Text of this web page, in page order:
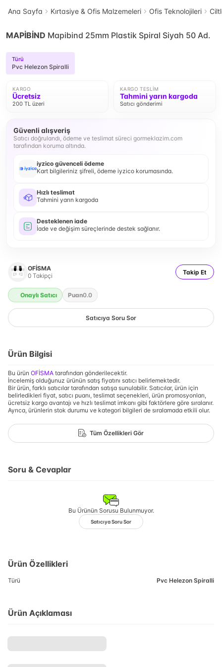
Ana Sayfa Kırtasiye & Ofis Malzemeleri Ofis Teknolojileri
MAPİBİND Mapibind 25mm Plastik Spiral Siyah 50 Ad.
Türü
Pvc Helezon Spiralli
KARGO
Ücretsiz
200 TL üzeri
KARGO TESLIM
Tahmini yarın kargoda
Satıcı gönderimi
Güvenli alışveriş
Satıcı doğrulandı, ödeme ve teslimat süreci gormeklazim.com
tarafından koruma altında.
iyzico güvenceli ödeme
Kart bilgileriniz şifreli, ödeme iyzico korumasında.
Hızlı teslimat
Tahmini yarın kargoda
Desteklenen iade
İade ve değişim süreçlerinde destek sağlanır.
OFİSMA
0 Takipçi Takip Et
Onaylı Satıcı Puan0.0
Satıcıya Soru Sor
Ürün Bilgisi
Bu ürün OFİSMA tarafından gönderilecektir.
İncelemiş olduğunuz ürünün satış fiyatını satıcı belirlemektedir.
Bir ürün, farklı satıcılar tarafından satışa sunulabilir. Satıcılar, ürün için
belirledikleri fiyat, satıcı puanı, teslimat seçenekleri, ürün promosyonları,
ücretsiz kargo avantajı ve hızlı teslimat imkanı gibi faktörlere göre sıralanır.
Ayrıca, ürünlerin stok durumu ve kategori bilgileri de sıralamada etkili olur.
Tüm Özellikleri Gör
Soru & Cevaplar
Bu Ürünün Sorusu Bulunmuyor.
Satıcıya Soru Sor
Ürün Özellikleri
Türü Pvc Helezon Spiralli
Ürün Açıklaması